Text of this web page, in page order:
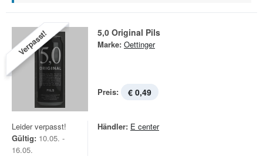
Verpasst! 5,0 Original Pils
Marke: Oettinger
Preis: € 0,49
Leider verpasst!
Gültig: 10.05. -
16.05.
Händler: E center